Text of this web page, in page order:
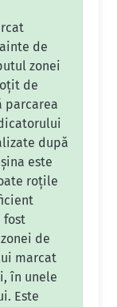
de
zonei
de
parcarea
după
este
roțile
fost
de
marcat
în unele
Este